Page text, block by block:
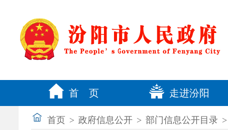
首 页 走进汾阳
首页 > 政府信息公开 > 部门信息公开目录 >